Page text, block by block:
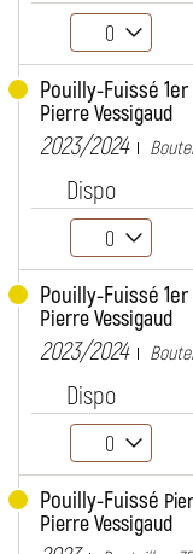
Pouilly-Fuissé 1er
Pierre Vessigaud
2023/2024
Dispo
Pouilly-Fuissé 1er
Pierre Vessigaud
2023/2024
Dispo
Pouilly-Fuissé
Pierre Vessigaud